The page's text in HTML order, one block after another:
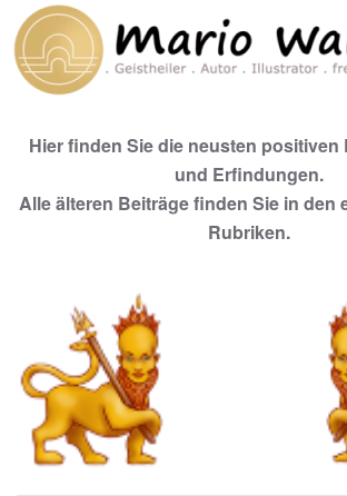
Zum Hauptinhalt springen
Hier finden Sie die neusten
und Erfindungen.
Alle älteren Beiträge finden Sie in den
Rubriken.